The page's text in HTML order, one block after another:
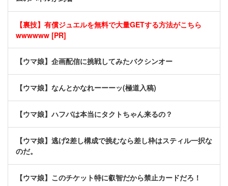
【裏技】有償ジュエルを無料で大量GETする方法がこちら
wwwwww [PR]
【ウマ娘】企画配信に挑戦してみたバクシンオー
【ウマ娘】なんとかなれーーーッ(極道入稿)
【ウマ娘】ハフバは本当にタクトちゃん来るの？
【ウマ娘】逃げ2差し構成で挑むなら差し枠はスティル一択な
のだ。
【ウマ娘】このチケット特に叡智だから禁止カードだろ！